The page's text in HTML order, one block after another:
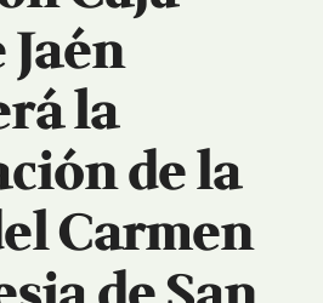
la
de la
Carmen